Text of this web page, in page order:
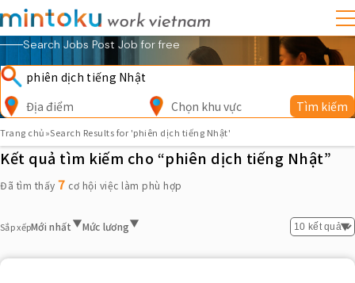
Search Jobs Post Job for free
Địa điểm Chọn khu vực Tìm kiếm
Trang chủ»Search Results for 'phiên dịch tiếng Nhật'
Kết quả tìm kiếm cho “phiên dịch tiếng Nhật”
Đã tìm thấy 7 cơ hội việc làm phù hợp
Sắp xếpMới nhất Mức lương